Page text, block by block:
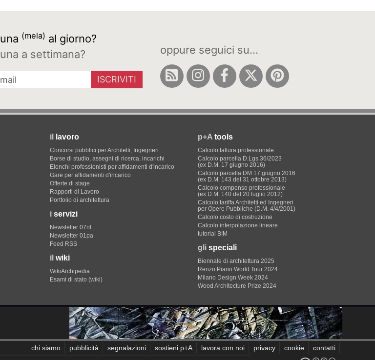
una (mela) al giorno?
una a settimana?
ISCRIVITI
oppure seguici su...
il lavoro
Concorsi pubblici per Architetti, Ingegneri
Borse di studio, assegni di ricerca, incarichi
Elenchi professionisti per affidamenti d'incarico
Gare per affidamenti d'incarico
Offerte di stage
Rapporti di Lavoro
Portfolio di architettura
i servizi
Newsletter 07nl
Newsletter 01pa
Feed RSS
il wiki
WikiArchipedia
Esami di stato (wiki)
p+A tools
Calcolo fattura professionale
Calcolo parcella D.Lgs.36/2023
(ex D.M. 17 giugno 2016)
Calcolo parcella DM 17 giugno 2016
(ex D.M. 143 del 31 ottobre 2013)
Calcolo compenso professionale
(ex D.M. 140 del 20 luglio 2012)
Calcolo tariffa Architetti ed Ingegneri
per Opere Pubbliche (D.M. 4/4/2001)
Calcolo costo di costruzione
Calcolo interpolazione lineare
tutorial BIM
gli speciali
Biennale di architettura 2025
Renzo Piano World Tour 2024
Milano Design Week 2024
Wood Architecture Prize 2024
chi siamo pubblicità segnalazioni sostieni p+A lavora con noi privacy cookie contatti